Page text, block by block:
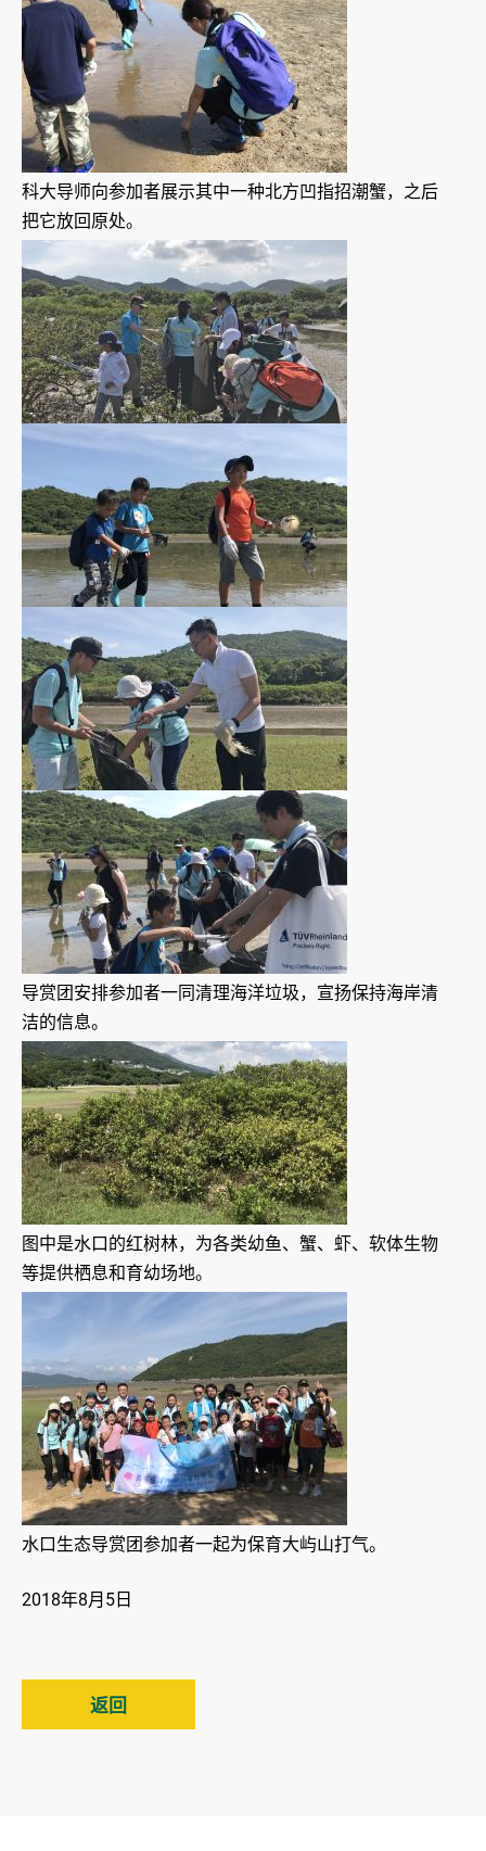
科大导师向参加者展示其中一种北方凹指招潮蟹，之后
把它放回原处。
导赏团安排参加者一同清理海洋垃圾，宣扬保持海岸清
洁的信息。
图中是水口的红树林，为各类幼鱼、蟹、虾、软体生物
等提供栖息和育幼场地。
水口生态导赏团参加者一起为保育大屿山打气。
2018年8月5日
返回